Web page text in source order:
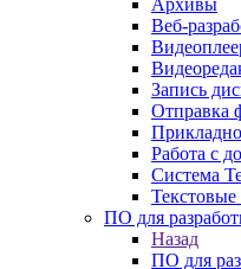
Архивы
Веб-
Запись
Отправка
Работа с
Система
ПО для
Назад
ПО для